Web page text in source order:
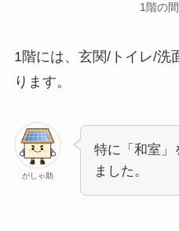
1階の
1階には、玄関/トイレ/洗
ります。
がしゃ助
特に「和室」
ました。